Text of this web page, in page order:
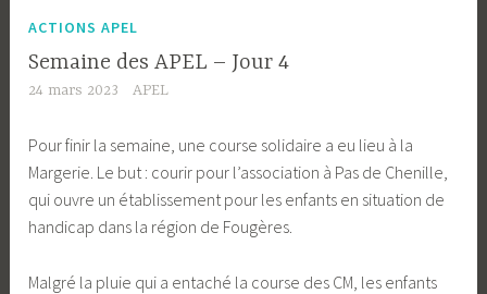
ACTIONS APEL
Semaine des APEL – Jour 4
24 mars 2023 APEL
Pour finir la semaine, une course solidaire a eu lieu à la
Margerie. Le but : courir pour l’association à Pas de Chenille,
qui ouvre un établissement pour les enfants en situation de
handicap dans la région de Fougères.
Malgré la pluie qui a entaché la course des CM, les enfants